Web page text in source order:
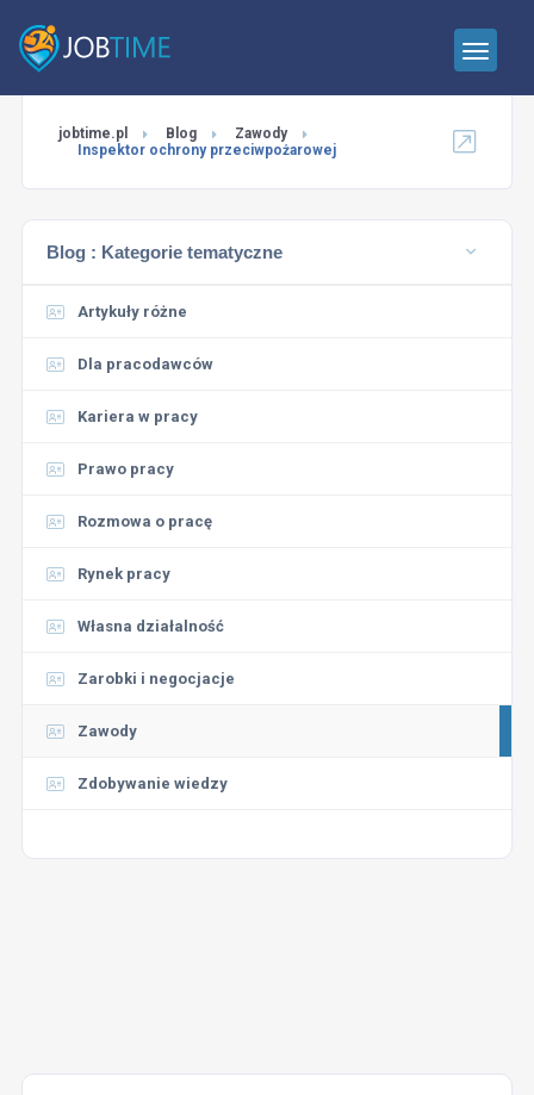
jobtime.pl Blog
Zawody
Inspektor ochrony przeciwpożarowej
Blog : Kategorie tematyczne
Artykuły różne
Dla pracodawców
Kariera w pracy
Prawo pracy
Rozmowa o pracę
Rynek pracy
Własna działalność
Zarobki i negocjacje
Zawody
Zdobywanie wiedzy